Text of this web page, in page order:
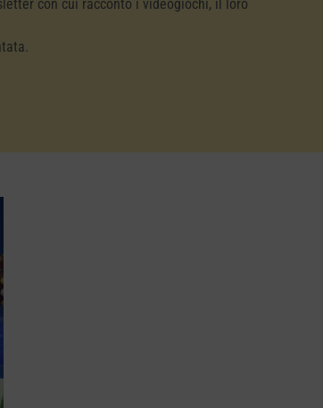
con cui racconto i videogiochi, il loro